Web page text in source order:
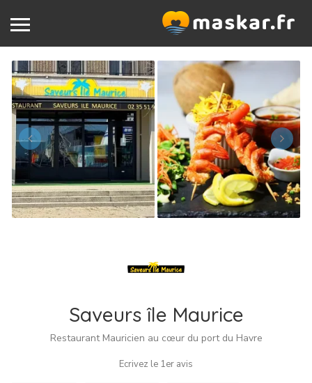
Saveurs île Maurice
Restaurant Mauricien au cœur du port du Havre
Ecrivez le 1er avis